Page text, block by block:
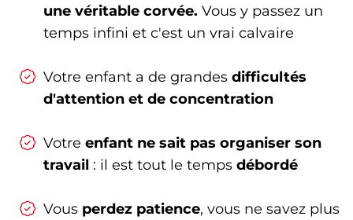
une véritable corvée. Vous y passez un
temps infini et c'est un vrai calvaire
Votre enfant a de grandes difficultés
d'attention et de concentration
Votre enfant ne sait pas organiser son
travail : il est tout le temps débordé
Vous perdez patience, vous ne savez plus